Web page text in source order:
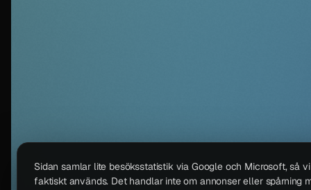
Sidan samlar lite besöksstatistik via Google och Microsoft, så
faktiskt används. Det handlar inte om annonser eller spårning